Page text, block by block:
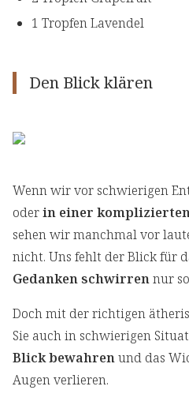
1 Tropfen Lavendel
Den Blick klären
Wenn wir vor schwierigen
oderin einer
sehen wir manchmal vor
nicht. Uns fehlt der Blick für
Gedanken schwirrennur
Doch mit der richtigen
Sie auch in schwierigen
Blick bewahrenund das
Augen verlieren.